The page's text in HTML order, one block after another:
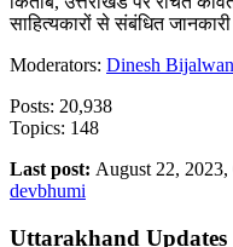
साहित्यकारों से संबंधित
Moderators: Dinesh Bijalwan
Posts: 20,938
Topics: 148
Last post: August 22,
devbhumi
Uttarakhand Updates